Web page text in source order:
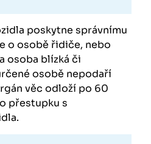
poskytne správnímu
o osobě řidiče, nebo
osoba blízká či
osobě nepodaří
věc odloží po 60
přestupku s